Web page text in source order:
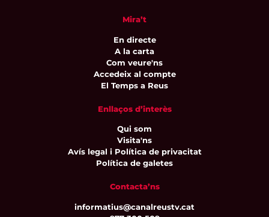
Mira’t
En directe
A la carta
Com veure'ns
Accedeix al compte
El Temps a Reus
Enllaços d’interès
Qui som
Visita'ns
Avís legal i Política de privacitat
Política de galetes
Contacta’ns
informatius@canalreustv.cat